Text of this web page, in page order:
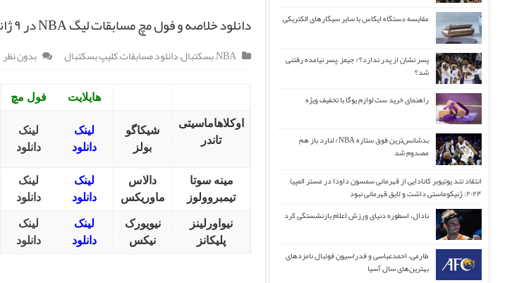
دانلود خلاصه و فول مچ مسابقات لیگ NBA در ۹ ژانویه ۲۰۱۷
NBA
,بسکتبال,دانلود مسابقات,کلیپ بسکتبال بدون نظر
هایلایت فول مچ
اوکلاهاماسیتی
تاندر
شیکاگو
بولز
لینک
دانلود
لینک
دانلود
مینه سوتا
تیمبروولوز
دالاس
ماوریکس
لینک
دانلود
لینک
دانلود
نیواورلینز
پلیکانز
نیویورک
نیکس
لینک
دانلود
لینک
دانلود
مقایسه دستگاه ایکاس با سایر سیگارهای الکتریکی
پسر نشان از پدر ندارد؟/ جیمز ِ پسر نیامده رفتنی
شد؟
راهنمای خرید ست لوازم یوگا با تخفیف ویژه
بدشانس‌ترین فوق ستاره NBA/ لنارد باز هم
مصدوم شد
انتقاد تند یوتیوبر کانادایی از قهرمانی سمسون داودا در مستر المپیا
۲۰۲۴: ژنیکوماستی داشت و لایق قهرمانی نبود
نادال، اسطوره دنیای ورزش اعلام بازنشستگی کرد
طارمی، احمدعباسی و فدراسیون فوتبال نامزدهای
بهترین‌های سال آسیا